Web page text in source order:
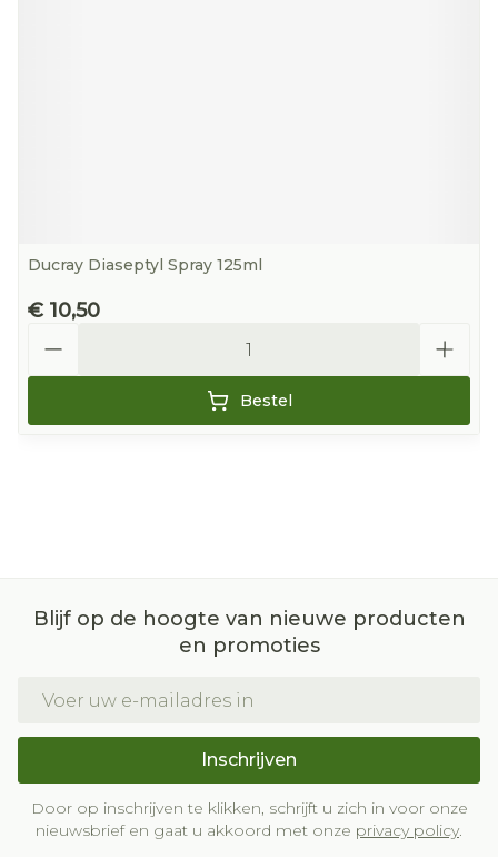
Ducray Diaseptyl Spray 125ml
€ 10,50
Bestel
Blijf op de hoogte van nieuwe producten
en promoties
Inschrijven
Door op inschrijven te klikken, schrijft u zich in voor onze
nieuwsbrief en gaat u akkoord met onze privacy policy.